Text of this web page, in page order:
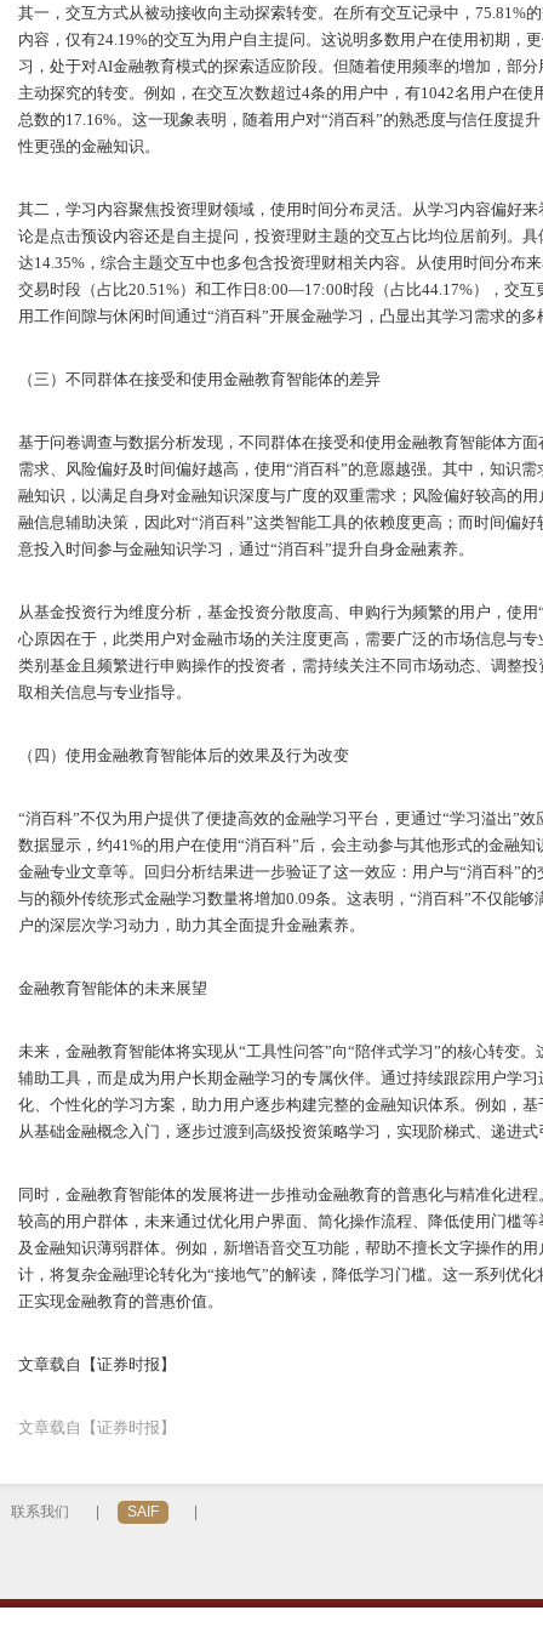
其一，交互方式从被动接收向主动探索转变。在所有交互记录中，75.81%
内容，仅有24.19%的交互为用户自主提问。这说明多数用户在使用初期，
习，处于对AI金融教育模式的探索适应阶段。但随着使用频率的增加，部
主动探究的转变。例如，在交互次数超过4条的用户中，有1042名用户在
总数的17.16%。这一现象表明，随着用户对“消百科”的熟悉度与信任度提
性更强的金融知识。
其二，学习内容聚焦投资理财领域，使用时间分布灵活。从学习内容偏好
论是点击预设内容还是自主提问，投资理财主题的交互占比均位居前列。
达14.35%，综合主题交互中也多包含投资理财相关内容。从使用时间分布
交易时段（占比20.51%）和工作日8:00—17:00时段（占比44.17%），交
用工作间隙与休闲时间通过“消百科”开展金融学习，凸显出其学习需求的多
（三）不同群体在接受和使用金融教育智能体的差异
基于问卷调查与数据分析发现，不同群体在接受和使用金融教育智能体方
需求、风险偏好及时间偏好越高，使用“消百科”的意愿越强。其中，知识
融知识，以满足自身对金融知识深度与广度的双重需求；风险偏好较高的
融信息辅助决策，因此对“消百科”这类智能工具的依赖度更高；而时间偏
意投入时间参与金融知识学习，通过“消百科”提升自身金融素养。
从基金投资行为维度分析，基金投资分散度高、申购行为频繁的用户，使
心原因在于，此类用户对金融市场的关注度更高，需要广泛的市场信息与
类别基金且频繁进行申购操作的投资者，需持续关注不同市场动态、调整
取相关信息与专业指导。
（四）使用金融教育智能体后的效果及行为改变
“消百科”不仅为用户提供了便捷高效的金融学习平台，更通过“学习溢出”
数据显示，约41%的用户在使用“消百科”后，会主动参与其他形式的金融
金融专业文章等。回归分析结果进一步验证了这一效应：用户与“消百科”
与的额外传统形式金融学习数量将增加0.09条。这表明，“消百科”不仅能
户的深层次学习动力，助力其全面提升金融素养。
金融教育智能体的未来展望
未来，金融教育智能体将实现从“工具性问答”向“陪伴式学习”的核心转变
辅助工具，而是成为用户长期金融学习的专属伙伴。通过持续跟踪用户学
化、个性化的学习方案，助力用户逐步构建完整的金融知识体系。例如，
从基础金融概念入门，逐步过渡到高级投资策略学习，实现阶梯式、递进式
同时，金融教育智能体的发展将进一步推动金融教育的普惠化与精准化进
较高的用户群体，未来通过优化用户界面、简化操作流程、降低使用门槛
及金融知识薄弱群体。例如，新增语音交互功能，帮助不擅长文字操作的
计，将复杂金融理论转化为“接地气”的解读，降低学习门槛。这一系列优
正实现金融教育的普惠价值。
文章载自【证券时报】
文章载自【证券时报】
联系我们 SAIF